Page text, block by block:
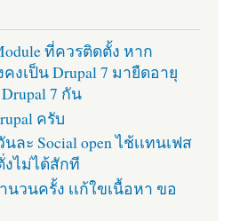
ที่ควรติดตั้ง หาก
งเป็น Drupal 7 มายืดอายุ
7 กัน
ครับ
ะ Social open ไช้เเทนเฟส
งไม่ได้สักที
วนครั้ง เเก้ใขเนื้อหา ขอ